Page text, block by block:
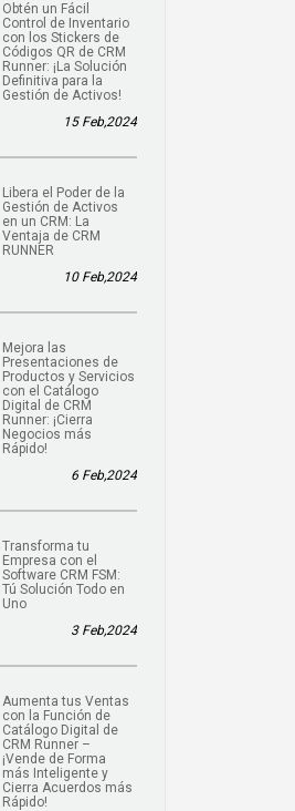
Obtén un Fácil
Control de Inventario
con los Stickers de
Códigos QR de CRM
Runner: ¡La Solución
Definitiva para la
Gestión de Activos!
15 Feb,2024
Libera el Poder de la
Gestión de Activos
en un CRM: La
Ventaja de CRM
RUNNER
10 Feb,2024
Mejora las
Presentaciones de
Productos y Servicios
con el Catálogo
Digital de CRM
Runner: ¡Cierra
Negocios más
Rápido!
6 Feb,2024
Transforma tu
Empresa con el
Software CRM FSM:
Tú Solución Todo en
Uno
3 Feb,2024
Aumenta tus Ventas
con la Función de
Catálogo Digital de
CRM Runner –
¡Vende de Forma
más Inteligente y
Cierra Acuerdos más
Rápido!